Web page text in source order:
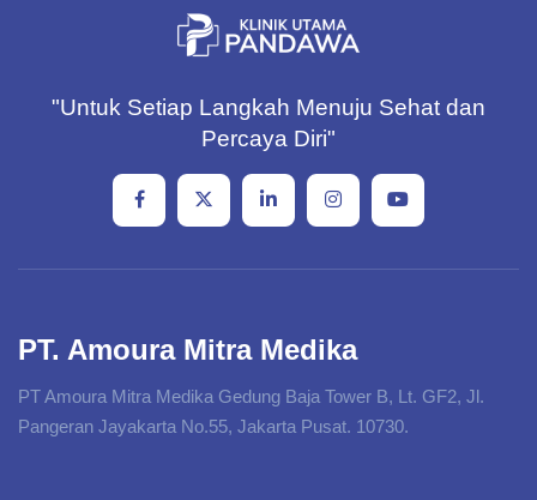
"Untuk Setiap Langkah Menuju Sehat dan
Percaya Diri"
PT. Amoura Mitra Medika
PT Amoura Mitra Medika Gedung Baja Tower B, Lt. GF2, Jl.
Pangeran Jayakarta No.55, Jakarta Pusat. 10730.